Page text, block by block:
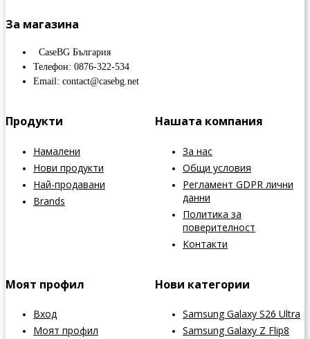
За магазина
CaseBG България
Телефон: 0876-322-534
Email: contact@casebg.net
Продукти
Намалени
Нови продукти
Най-продавани
Brands
Нашата компания
За нас
Общи условия
Регламент GDPR лични
данни
Политика за
поверителност
Контакти
Моят профил
Вход
Моят профил
Нови категории
Samsung Galaxy S26 Ultra
Samsung Galaxy Z Flip8